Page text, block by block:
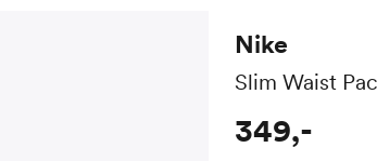
Nike
Slim Waist
349,-